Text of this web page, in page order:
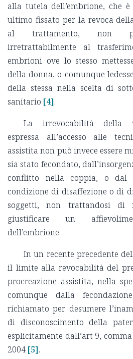
alla tutela dell’embrione, che
ultimo fissato per la revoca
al trattamento, non
irretrattabilmente al
embrioni ove lo stesso
della donna, o comunque
della stessa nella scelta di
sanitario [4].
La irrevocabilità della
espressa all’accesso alle
assistita non può invece essere
sia stato fecondato,
conflitto nella coppia, o dal
condizione di disaffezione o di
soggetti, non trattandosi di
giustificare un
dell’embrione.
In un recente precedente
il limite alla revocabilità del
procreazione assistita, nella
comunque dalla
richiamato per desumere
di disconoscimento della
esplicitamente dall’art 9,
2004 [5].